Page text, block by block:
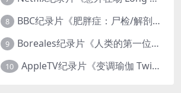
8 BBC纪录片《肥胖症：尸检/解剖肥胖 Obesity: The Post Mortem 2016》英语中英双字 无水印纯净版 1080P/MKV/1.03G
9 Boreales纪录片《人类的第一位动物朋友：人类和狗的神奇故事 Man’s First Friend 2018》英语中英双字 1080P/MP4/1.8G 狗的神奇故事
10 AppleTV纪录片《变调瑜伽 Twisted Yoga 2026》全3集 英语中英双字 无水印纯净版 1080P/MKV/10G 瑜伽大师背后的真相